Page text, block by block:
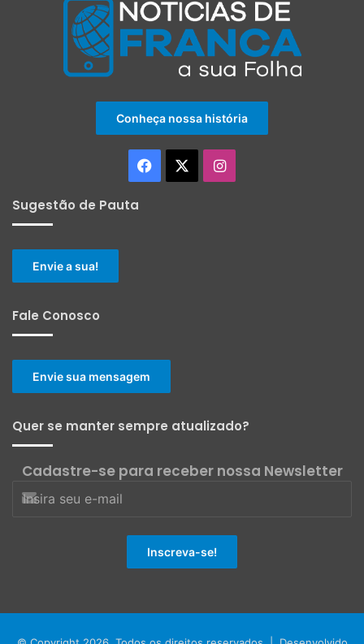
Conheça nossa história
Facebook Instagram
Sugestão de Pauta
Envie a sua!
Fale Conosco
Envie sua mensagem
Quer se manter sempre atualizado?
Cadastre-se para receber nossa Newsletter